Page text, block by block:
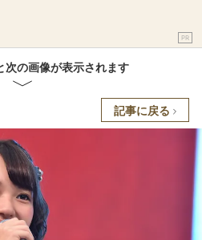
PR
次の画像が表示されます
記事に戻る